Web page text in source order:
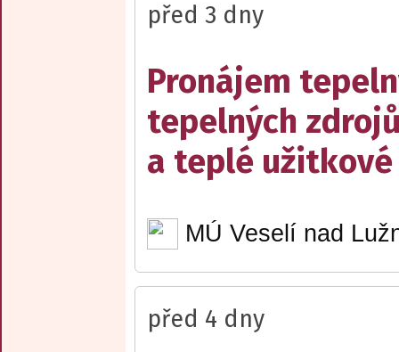
před 3 dny
Pronájem
tepelných
a teplé užitkové
MÚ Veselí nad
před 4 dny